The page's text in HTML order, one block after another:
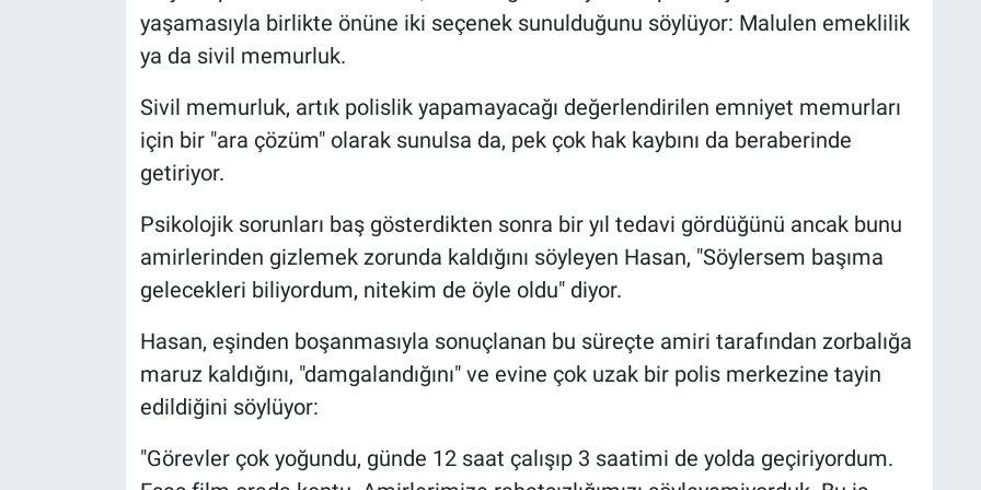
yaşamasıyla birlikte önüne iki seçenek sunulduğunu söylüyor: Malulen emeklilik
ya da sivil memurluk.
Sivil memurluk, artık polislik yapamayacağı değerlendirilen emniyet memurları
için bir "ara çözüm" olarak sunulsa da, pek çok hak kaybını da beraberinde
getiriyor.
Psikolojik sorunları baş gösterdikten sonra bir yıl tedavi gördüğünü ancak bunu
amirlerinden gizlemek zorunda kaldığını söyleyen Hasan, "Söylersem başıma
gelecekleri biliyordum, nitekim de öyle oldu" diyor.
Hasan, eşinden boşanmasıyla sonuçlanan bu süreçte amiri tarafından zorbalığa
maruz kaldığını, "damgalandığını" ve evine çok uzak bir polis merkezine tayin
edildiğini söylüyor:
"Görevler çok yoğundu, günde 12 saat çalışıp 3 saatimi de yolda geçiriyordum.